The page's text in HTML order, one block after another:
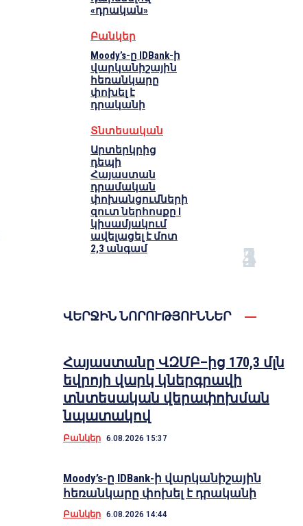
«դրական»
Բանկեր
Moody’s-ը IDBank-ի
վարկանիշային
հեռանկարը
փոխել է
դրականի
Տնտեսական
Արտերկրից
դեպի
Հայաստան
դրամական
փոխանցումների
զուտ ներհոսքը I
կիսամյակում
ավելացել է մոտ
2,3 անգամ
ՎԵՐՋԻՆ ՆՈՐՈՒԹՅՈՒՆՆԵՐ
Հայաստանը ՎԶՄԲ–ից 170,3 մլն
եվրոյի վարկ կներգրավի
տնտեսական վերափոխման
նպատակով
Բանկեր 6.08.2026 15:37
Moody’s-ը IDBank-ի վարկանիշային
հեռանկարը փոխել է դրականի
Բանկեր 6.08.2026 14:44